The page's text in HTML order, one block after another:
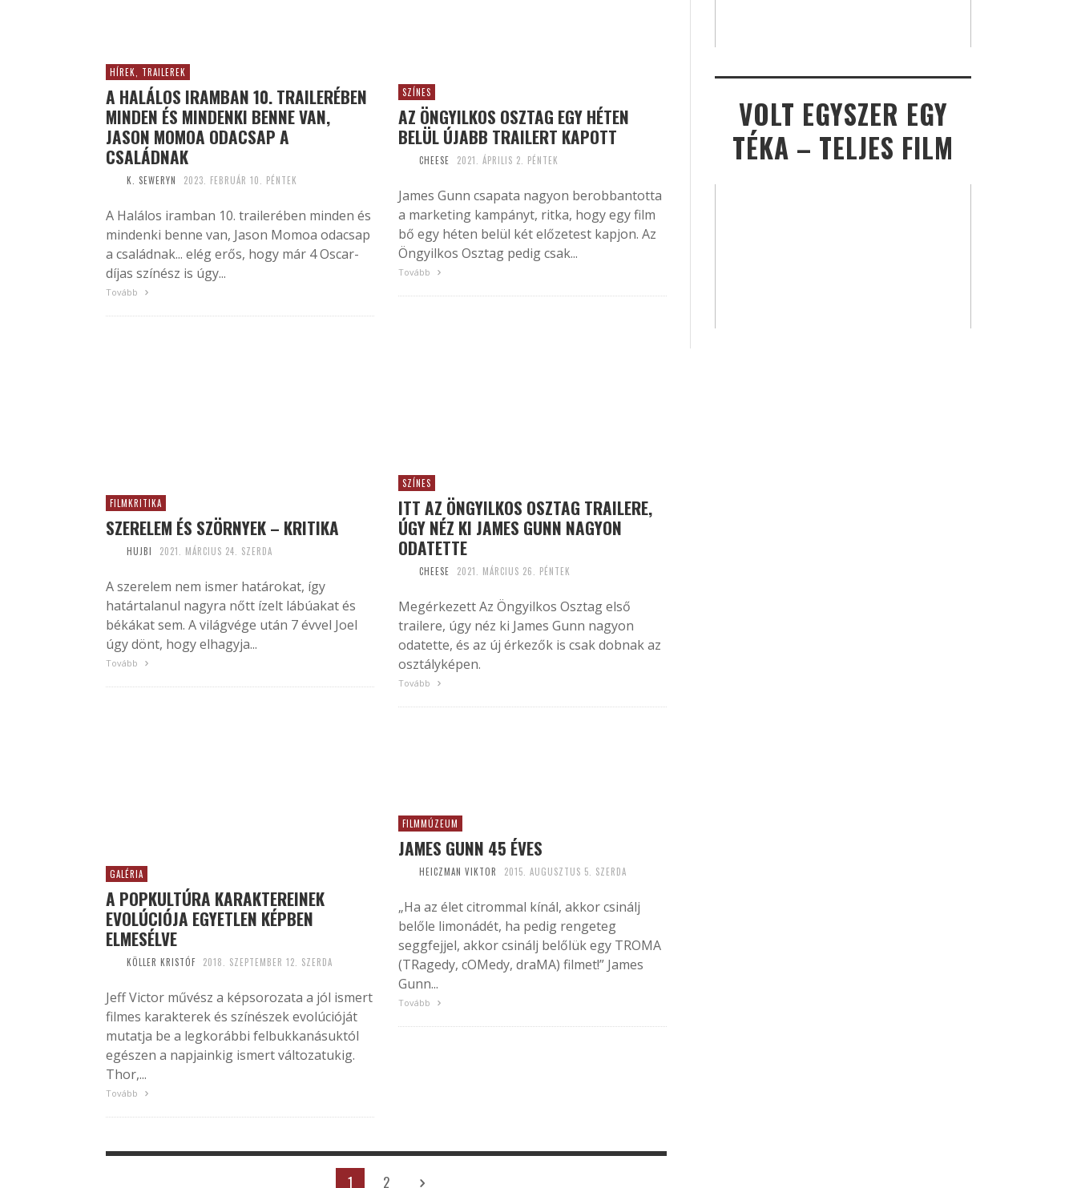
HÍREK, TRAILEREK
A HALÁLOS IRAMBAN 10. TRAILERÉBEN
MINDEN ÉS MINDENKI BENNE VAN,
JASON MOMOA ODACSAP A
CSALÁDNAK
K. SEWERYN 2023. FEBRUÁR 10. PÉNTEK
A Halálos iramban 10. trailerében minden és
mindenki benne van, Jason Momoa odacsap
a családnak... elég erős, hogy már 4 Oscar-
díjas színész is úgy...
Tovább
SZÍNES
AZ ÖNGYILKOS OSZTAG EGY HÉTEN
BELÜL ÚJABB TRAILERT KAPOTT
CHEESE 2021. ÁPRILIS 2. PÉNTEK
James Gunn csapata nagyon berobbantotta
a marketing kampányt, ritka, hogy egy film
bő egy héten belül két előzetest kapjon. Az
Öngyilkos Osztag pedig csak...
Tovább
SZÍNES
ITT AZ ÖNGYILKOS OSZTAG TRAILERE,
ÚGY NÉZ KI JAMES GUNN NAGYON
ODATETTE
CHEESE 2021. MÁRCIUS 26. PÉNTEK
Megérkezett Az Öngyilkos Osztag első
trailere, úgy néz ki James Gunn nagyon
odatette, és az új érkezők is csak dobnak az
osztályképen.
Tovább
FILMKRITIKA
SZERELEM ÉS SZÖRNYEK – KRITIKA
HUJBI 2021. MÁRCIUS 24. SZERDA
A szerelem nem ismer határokat, így
határtalanul nagyra nőtt ízelt lábúakat és
békákat sem. A világvége után 7 évvel Joel
úgy dönt, hogy elhagyja...
Tovább
GALÉRIA
A POPKULTÚRA KARAKTEREINEK
EVOLÚCIÓJA EGYETLEN KÉPBEN
ELMESÉLVE
KÖLLER KRISTÓF 2018. SZEPTEMBER 12. SZERDA
Jeff Victor művész a képsorozata a jól ismert
filmes karakterek és színészek evolúcióját
mutatja be a legkorábbi felbukkanásuktól
egészen a napjainkig ismert változatukig.
Thor,...
Tovább
FILMMÚZEUM
JAMES GUNN 45 ÉVES
HEICZMAN VIKTOR 2015. AUGUSZTUS 5. SZERDA
„Ha az élet citrommal kínál, akkor csinálj
belőle limonádét, ha pedig rengeteg
seggfejjel, akkor csinálj belőlük egy TROMA
(TRagedy, cOMedy, draMA) filmet!” James
Gunn...
Tovább
1 2
VOLT EGYSZER EGY
TÉKA – TELJES FILM